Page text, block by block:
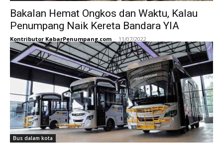
Bakalan Hemat Ongkos dan Waktu, Kalau
Penumpang Naik Kereta Bandara YIA
Kontributor KabarPenumpang.com - 11/07/2022
Bus dalam kota